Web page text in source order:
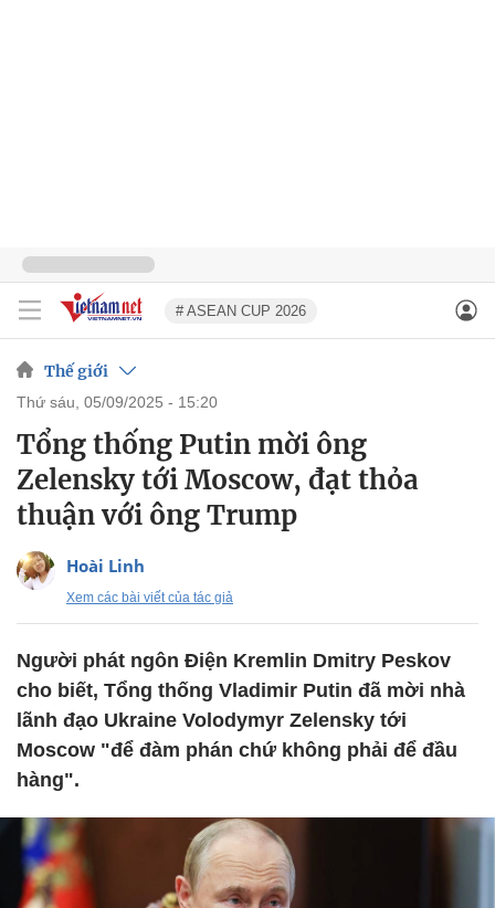
# ASEAN CUP 2026
Thế giới
thứ sáu, 05/09/2025 - 15:20
Tổng thống Putin mời ông
Zelensky tới Moscow, đạt thỏa
thuận với ông Trump
Hoài Linh
Xem các bài viết của tác giả
Người phát ngôn Điện Kremlin Dmitry Peskov
cho biết, Tổng thống Vladimir Putin đã mời nhà
lãnh đạo Ukraine Volodymyr Zelensky tới
Moscow "để đàm phán chứ không phải để đầu
hàng".